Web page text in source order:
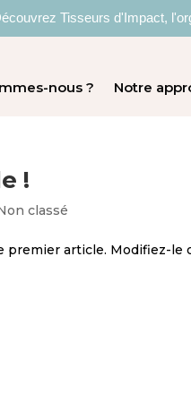
Tisseurs d'Impact,
nous ? Notre
!
classé
premier article. Modifiez-le